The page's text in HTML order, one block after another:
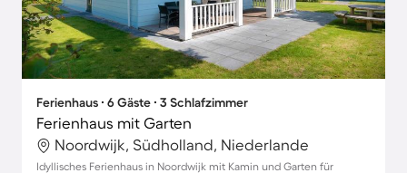
Ferienhaus ∙ 6 Gäste ∙ 3 Schlafzimmer
Ferienhaus mit Garten
Noordwijk, Südholland, Niederlande
Idyllisches Ferienhaus in Noordwijk mit Kamin und Garten für